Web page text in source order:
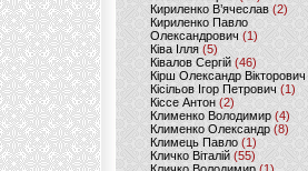
Кириленко В’ячеслав (2)
Кириленко Павло
Олександрович (1)
Ківа Ілля (5)
Ківалов Сергій(46)
Кірш Олександр Вікторович
Кісільов Ігор Петрович (1)
Кіссе Антон (2)
Клименко Володимир(4)
Клименко Олександр (8)
Климець Павло (1)
Кличко Віталій(55)